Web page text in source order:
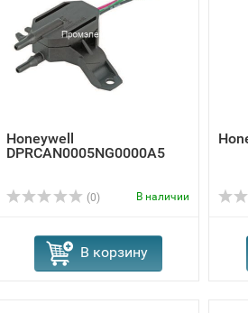
Honeywell
DPRCAN0005NG0000A5
(0) В наличии
В корзину